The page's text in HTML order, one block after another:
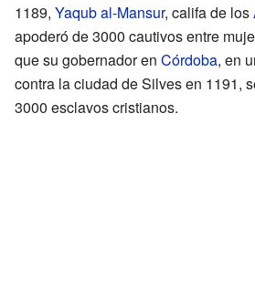
1189, Yaqub al-Mansur, califa de los
apoderó de3000 cautivosentre
que su gobernador en Córdoba, en
contra la ciudad de Silves en 1191,
3000 esclavoscristianos.